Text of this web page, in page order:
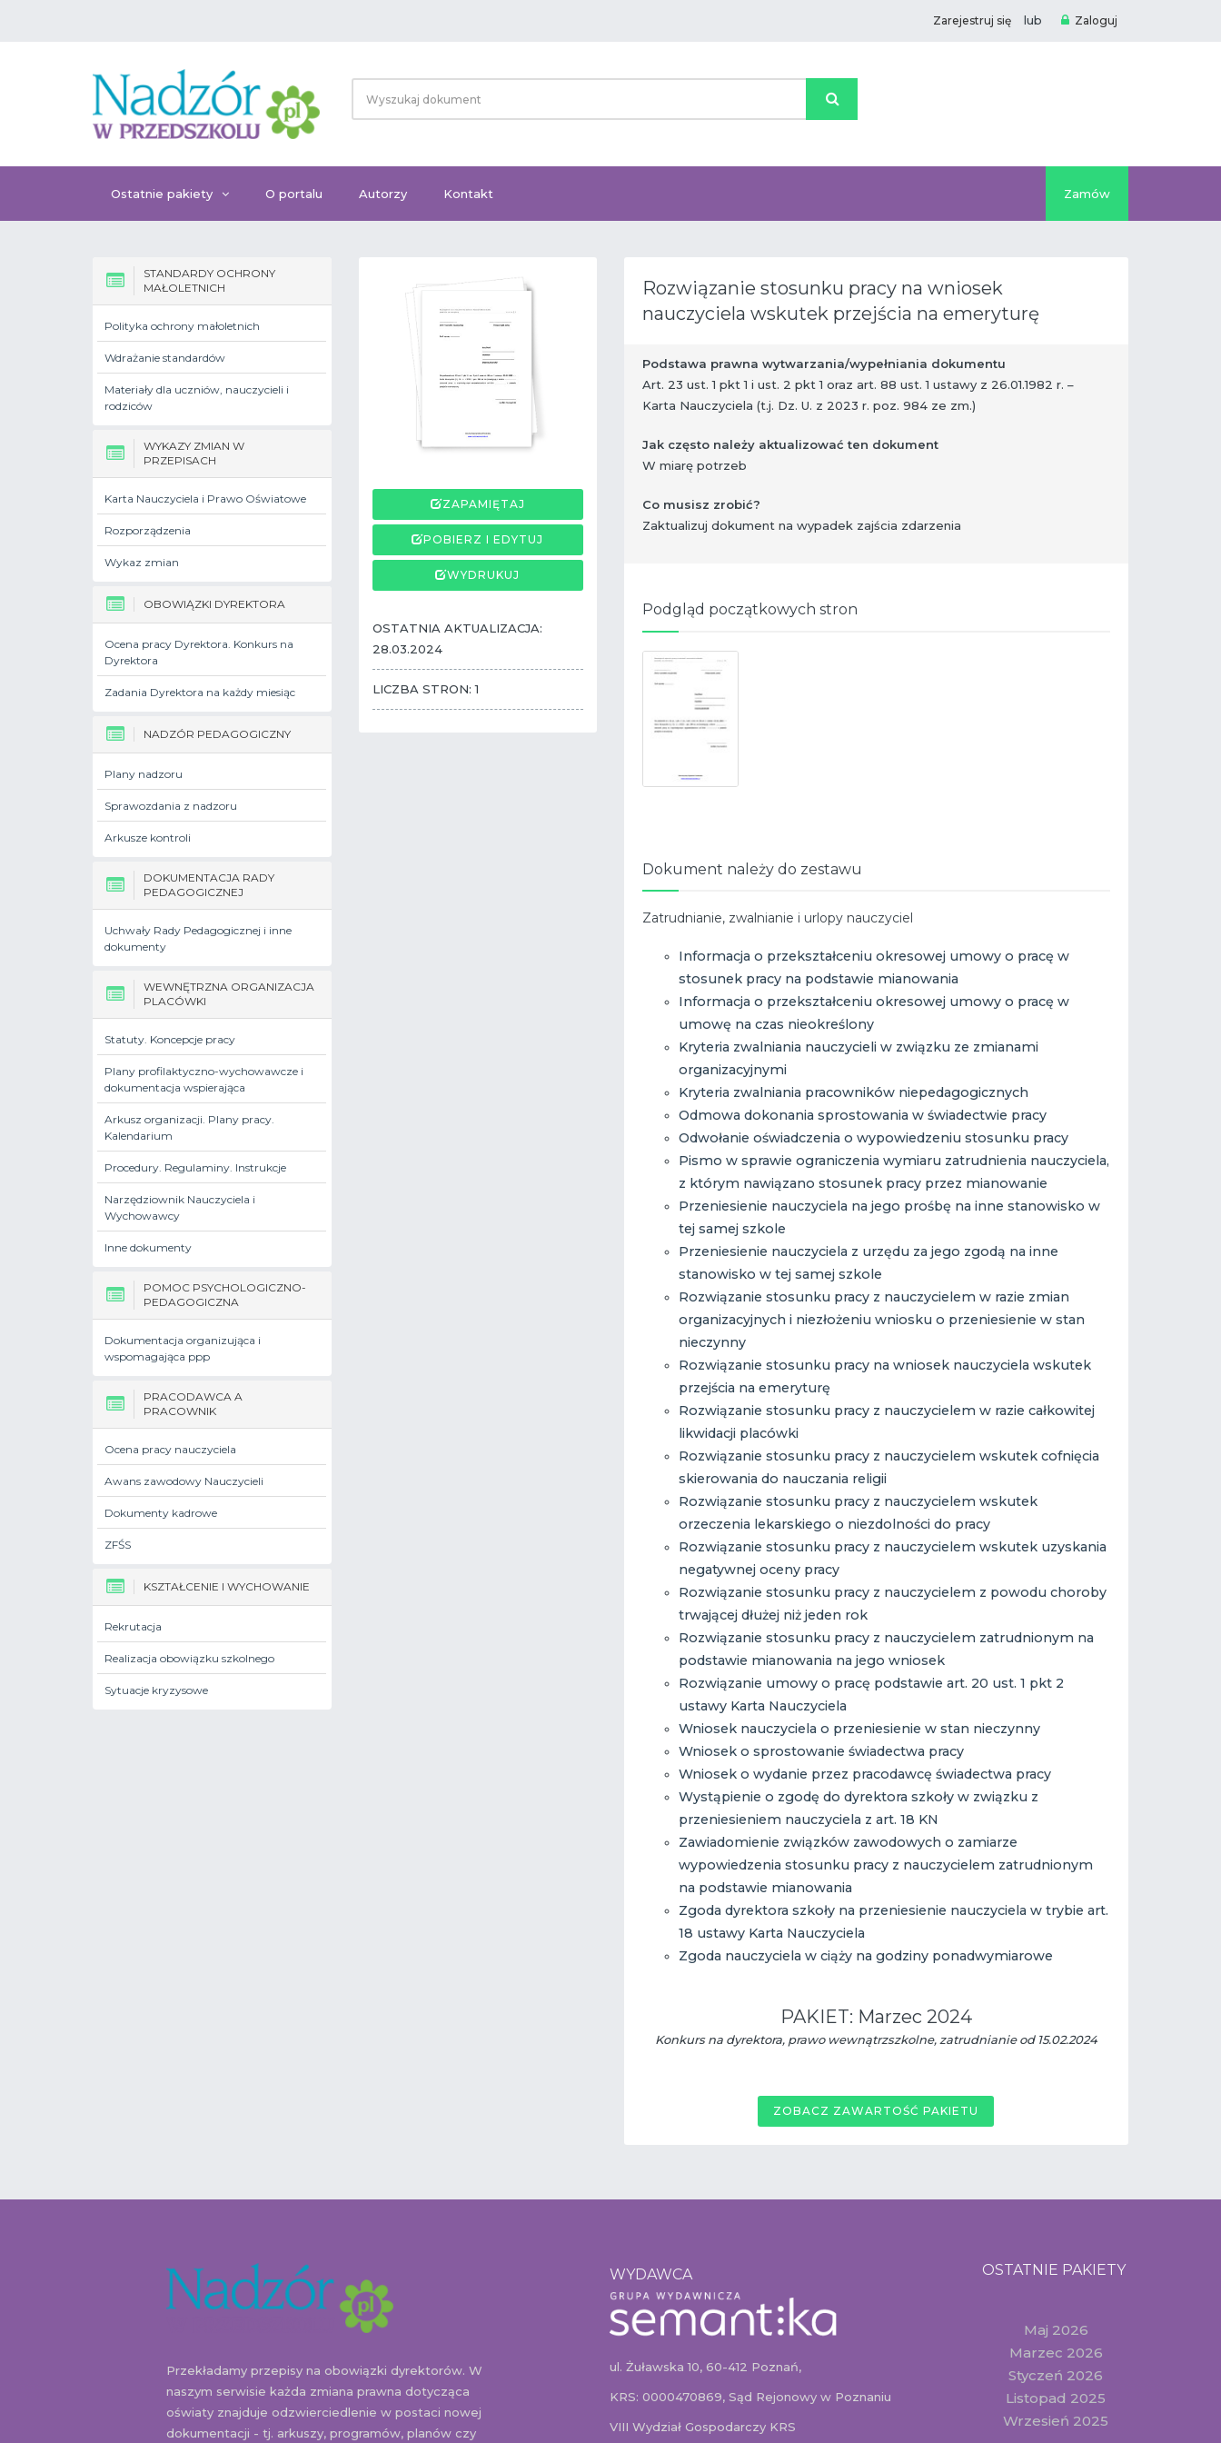
Zarejestruj się lub Zaloguj
Ostatnie pakiety O portalu Autorzy Kontakt Zamów
STANDARDY OCHRONY
MAŁOLETNICH
Polityka ochrony małoletnich
Wdrażanie standardów
Materiały dla uczniów, nauczycieli i
rodziców
WYKAZY ZMIAN W
PRZEPISACH
Karta Nauczyciela i Prawo Oświatowe
Rozporządzenia
Wykaz zmian
OBOWIĄZKI DYREKTORA
Ocena pracy Dyrektora. Konkurs na
Dyrektora
Zadania Dyrektora na każdy miesiąc
NADZÓR PEDAGOGICZNY
Plany nadzoru
Sprawozdania z nadzoru
Arkusze kontroli
DOKUMENTACJA RADY
PEDAGOGICZNEJ
Uchwały Rady Pedagogicznej i inne
dokumenty
WEWNĘTRZNA ORGANIZACJA
PLACÓWKI
Statuty. Koncepcje pracy
Plany profilaktyczno-wychowawcze i
dokumentacja wspierająca
Arkusz organizacji. Plany pracy.
Kalendarium
Procedury. Regulaminy. Instrukcje
Narzędziownik Nauczyciela i
Wychowawcy
Inne dokumenty
POMOC PSYCHOLOGICZNO-
PEDAGOGICZNA
Dokumentacja organizująca i
wspomagająca ppp
PRACODAWCA A
PRACOWNIK
Ocena pracy nauczyciela
Awans zawodowy Nauczycieli
Dokumenty kadrowe
ZFŚS
KSZTAŁCENIE I WYCHOWANIE
Rekrutacja
Realizacja obowiązku szkolnego
Sytuacje kryzysowe
ZAPAMIĘTAJ
POBIERZ I EDYTUJ
WYDRUKUJ
OSTATNIA AKTUALIZACJA:
28.03.2024
LICZBA STRON: 1
Rozwiązanie stosunku pracy na wniosek
nauczyciela wskutek przejścia na emeryturę
Podstawa prawna wytwarzania/wypełniania dokumentu
Art. 23 ust. 1 pkt 1 i ust. 2 pkt 1 oraz art. 88 ust. 1 ustawy z 26.01.1982 r. –
Karta Nauczyciela (t.j. Dz. U. z 2023 r. poz. 984 ze zm.)
Jak często należy aktualizować ten dokument
W miarę potrzeb
Co musisz zrobić?
​ Zaktualizuj dokument na wypadek zajścia zdarzenia
Podgląd początkowych stron
Dokument należy do zestawu
Zatrudnianie, zwalnianie i urlopy nauczyciel
Informacja o przekształceniu okresowej umowy o pracę w
stosunek pracy na podstawie mianowania
Informacja o przekształceniu okresowej umowy o pracę w
umowę na czas nieokreślony
Kryteria zwalniania nauczycieli w związku ze zmianami
organizacyjnymi
Kryteria zwalniania pracowników niepedagogicznych
Odmowa dokonania sprostowania w świadectwie pracy
Odwołanie oświadczenia o wypowiedzeniu stosunku pracy
Pismo w sprawie ograniczenia wymiaru zatrudnienia nauczyciela,
z którym nawiązano stosunek pracy przez mianowanie
Przeniesienie nauczyciela na jego prośbę na inne stanowisko w
tej samej szkole
Przeniesienie nauczyciela z urzędu za jego zgodą na inne
stanowisko w tej samej szkole
Rozwiązanie stosunku pracy z nauczycielem w razie zmian
organizacyjnych i niezłożeniu wniosku o przeniesienie w stan
nieczynny
Rozwiązanie stosunku pracy na wniosek nauczyciela wskutek
przejścia na emeryturę
Rozwiązanie stosunku pracy z nauczycielem w razie całkowitej
likwidacji placówki
Rozwiązanie stosunku pracy z nauczycielem wskutek cofnięcia
skierowania do nauczania religii
Rozwiązanie stosunku pracy z nauczycielem wskutek
orzeczenia lekarskiego o niezdolności do pracy
Rozwiązanie stosunku pracy z nauczycielem wskutek uzyskania
negatywnej oceny pracy
Rozwiązanie stosunku pracy z nauczycielem z powodu choroby
trwającej dłużej niż jeden rok
Rozwiązanie stosunku pracy z nauczycielem zatrudnionym na
podstawie mianowania na jego wniosek
Rozwiązanie umowy o pracę podstawie art. 20 ust. 1 pkt 2
ustawy Karta Nauczyciela
Wniosek nauczyciela o przeniesienie w stan nieczynny
Wniosek o sprostowanie świadectwa pracy
Wniosek o wydanie przez pracodawcę świadectwa pracy
Wystąpienie o zgodę do dyrektora szkoły w związku z
przeniesieniem nauczyciela z art. 18 KN
Zawiadomienie związków zawodowych o zamiarze
wypowiedzenia stosunku pracy z nauczycielem zatrudnionym
na podstawie mianowania
Zgoda dyrektora szkoły na przeniesienie nauczyciela w trybie art.
18 ustawy Karta Nauczyciela
Zgoda nauczyciela w ciąży na godziny ponadwymiarowe
PAKIET: Marzec 2024
Konkurs na dyrektora, prawo wewnątrzszkolne, zatrudnianie od 15.02.2024
ZOBACZ ZAWARTOŚĆ PAKIETU
Przekładamy przepisy na obowiązki dyrektorów. W
naszym serwisie każda zmiana prawna dotycząca
oświaty znajduje odzwierciedlenie w postaci nowej
dokumentacji - tj. arkuszy, programów, planów czy
WYDAWCA
ul. Żuławska 10, 60-412 Poznań,
KRS: 0000470869, Sąd Rejonowy w Poznaniu
VIII Wydział Gospodarczy KRS
OSTATNIE PAKIETY
Maj 2026
Marzec 2026
Styczeń 2026
Listopad 2025
Wrzesień 2025